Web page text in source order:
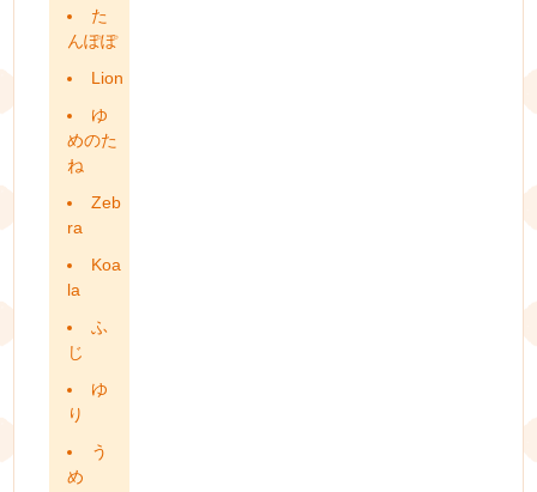
た
んぽぽ
Lion
ゆ
めのた
ね
Zeb
ra
Koa
la
ふ
じ
ゆ
り
う
め